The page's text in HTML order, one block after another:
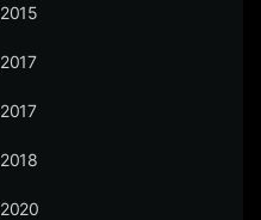
2015
2017
2017
2018
2020